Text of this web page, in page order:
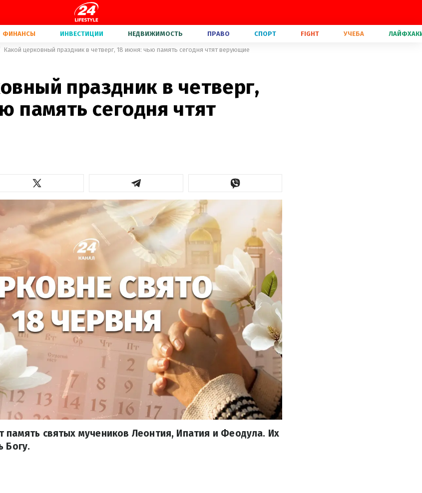
ФИНАНСЫ ИНВЕСТИЦИИ НЕДВИЖИМОСТЬ ПРАВО СПОРТ FIGHT УЧЕБА
Какой церковный праздник в четверг, 18 июня: чью память сегодня чтят верующие
праздник в четверг,
память сегодня чтят
святых мучеников Леонтия, Ипатия и Феодула. Их
Богу.